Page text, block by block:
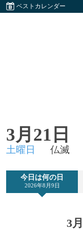
ベストカレンダー
3月21日
土曜日 仏滅
今日は何の日
2026年8月9日
3